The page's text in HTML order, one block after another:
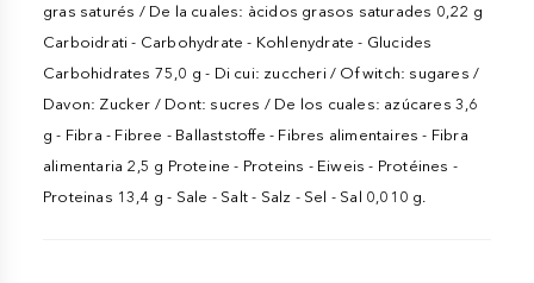
gras saturés / De la cuales: àcidos grasos saturades 0,22 g
Carboidrati - Carbohydrate - Kohlenydrate - Glucides
Carbohidrates 75,0 g - Di cui: zuccheri / Of witch: sugares /
Davon: Zucker / Dont: sucres / De los cuales: azúcares 3,6
g - Fibra - Fibree - Ballaststoffe - Fibres alimentaires - Fibra
alimentaria 2,5 g Proteine - Proteins - Eiweis - Protéines -
Proteinas 13,4 g - Sale - Salt - Salz - Sel - Sal 0,010 g.